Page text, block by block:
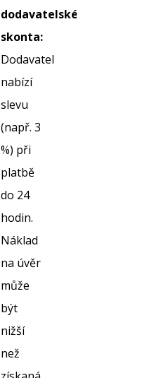
dodavatelského
skonta:
Dodavatel
nabízí
slevu
(např. 3
%) při
platbě
do 24
hodin.
Náklad
na úvěr
může
být
nižší
než